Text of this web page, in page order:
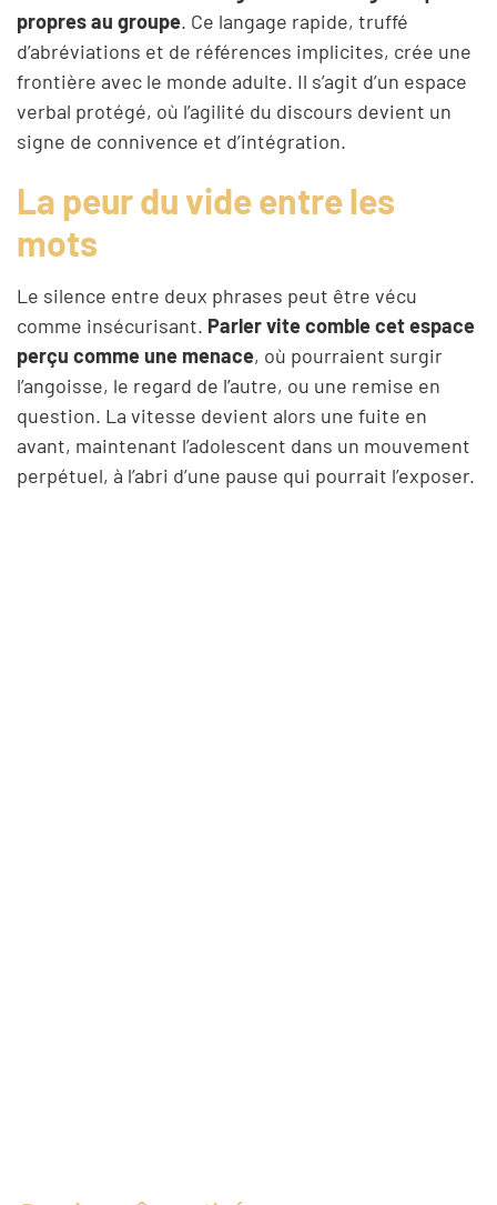
propres au groupe. Ce langage rapide, truffé
d’abréviations et de références implicites, crée une
frontière avec le monde adulte. Il s’agit d’un espace
verbal protégé, où l’agilité du discours devient un
signe de connivence et d’intégration.
La peur du vide entre les
mots
Le silence entre deux phrases peut être vécu
comme insécurisant. Parler vite comble cet espace
perçu comme une menace, où pourraient surgir
l’angoisse, le regard de l’autre, ou une remise en
question. La vitesse devient alors une fuite en
avant, maintenant l’adolescent dans un mouvement
perpétuel, à l’abri d’une pause qui pourrait l’exposer.